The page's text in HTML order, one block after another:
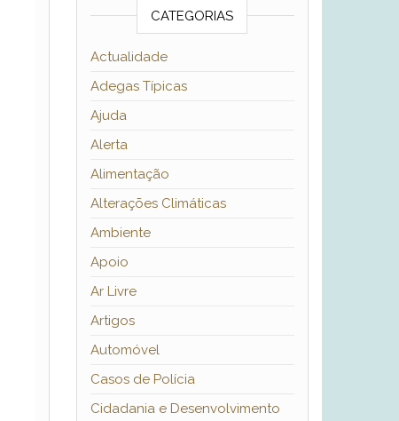
CATEGORIAS
Actualidade
Adegas Típicas
Ajuda
Alerta
Alimentação
Alterações Climáticas
Ambiente
Apoio
Ar Livre
Artigos
Automóvel
Casos de Polícia
Cidadania e Desenvolvimento